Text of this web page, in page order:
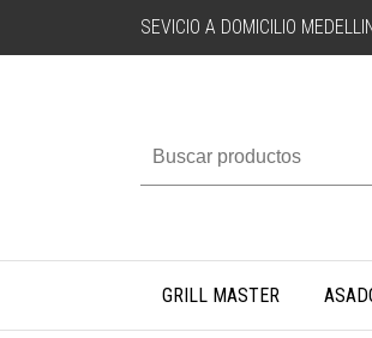
SEVICIO A DOMICILIO
GRILL MASTER